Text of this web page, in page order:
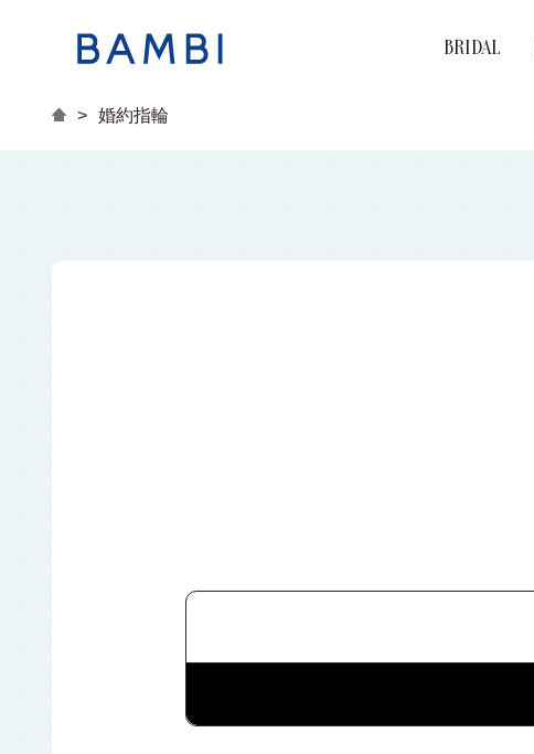
BRIDAL
> 婚約指輪